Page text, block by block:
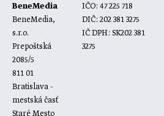
BeneMedia
BeneMedia,
s.r.o.
Prepoštská
2085/5
811 01
Bratislava -
mestská časť
Staré Mesto
IČO: 47 225 718
DIČ: 202 381 3275
IČ DPH: SK202 381
3275